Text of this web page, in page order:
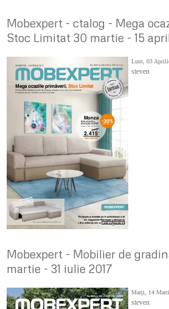
Mobexpert - ctalog - Mega
Stoc Limitat 30 martie - 15
Luni, 03
steven
Mobexpert - Mobilier de
martie - 31 iulie 2017
Marţi, 14
steven